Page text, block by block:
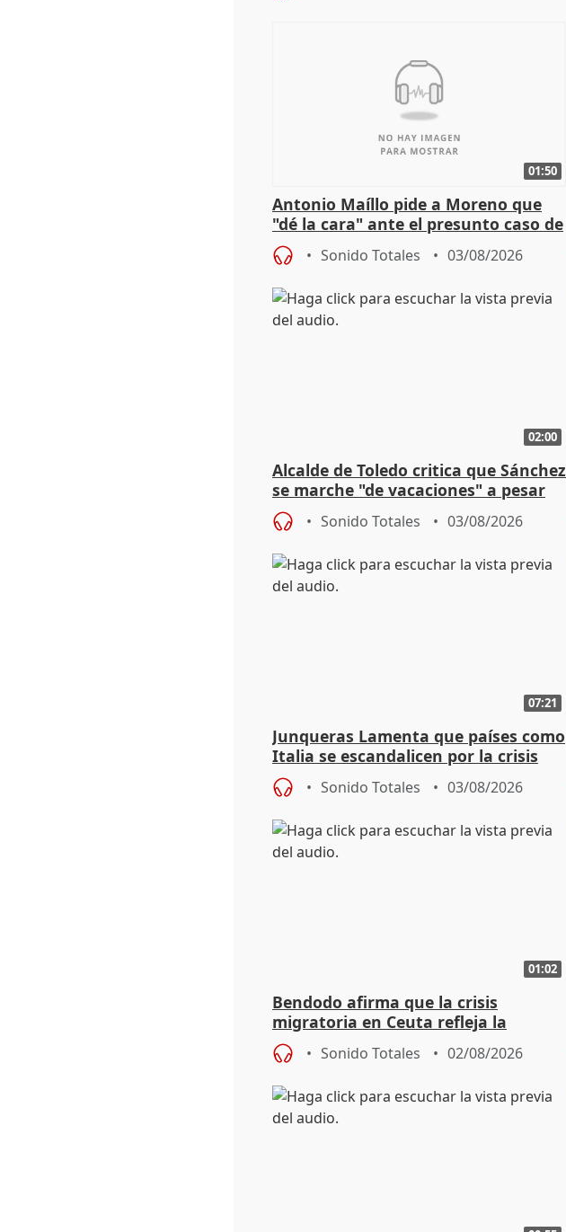
01:50
Antonio Maíllo pide a Moreno que
"dé la cara" ante el presunto caso de
acoso del CEO de ADM
Sonido Totales 03/08/2026
02:00
Alcalde de Toledo critica que Sánchez
se marche "de vacaciones" a pesar
de la crisis migratoria
Sonido Totales 03/08/2026
07:21
Junqueras Lamenta que países como
Italia se escandalicen por la crisis
migratoria
Sonido Totales 03/08/2026
01:02
Bendodo afirma que la crisis
migratoria en Ceuta refleja la
"extrema debilidad" del Gobierno
Sonido Totales 02/08/2026